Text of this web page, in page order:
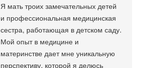
Я мать троих замечательных детей
и профессиональная медицинская
сестра, работающая в детском саду.
Мой опыт в медицине и
материнстве дает мне уникальную
перспективу, которой я делюсь